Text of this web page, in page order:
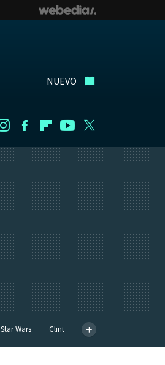
NUEVO
InstagramFacebookFlipboard
Youtube
Star Wars
Clint